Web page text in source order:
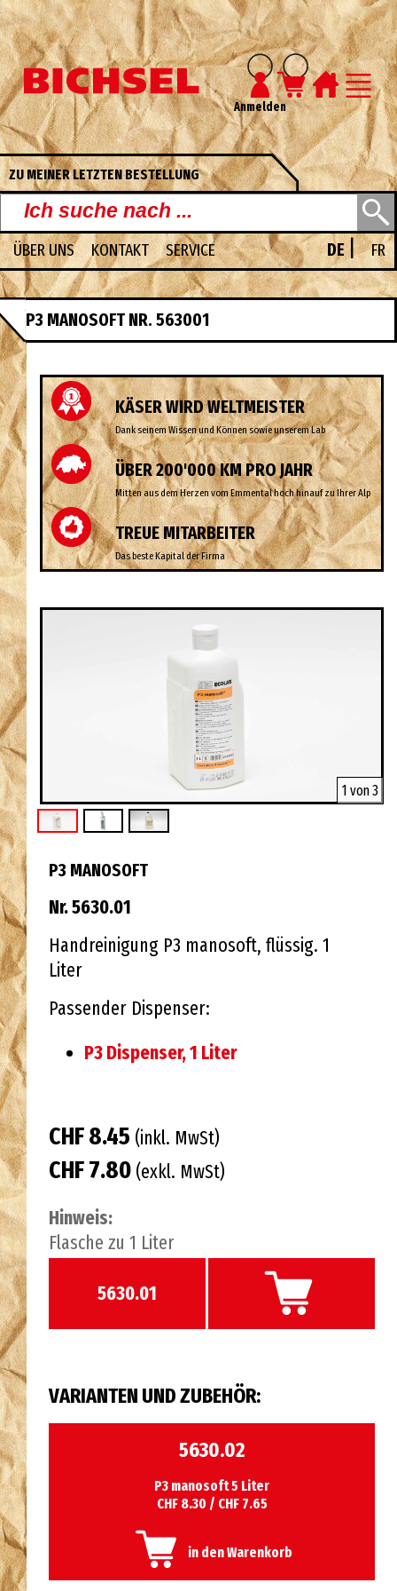
Anmelden
ZU MEINER LETZTEN BESTELLUNG
UNSERE PDF-KATALOGE
ÜBER UNS KONTAKT SERVICE DE| FR
P3 MANOSOFT NR. 563001
KÄSER WIRD WELTMEISTER
Dank seinem Wissen und Können sowie unserem Lab
ÜBER 200'000 KM PRO JAHR
Mitten aus dem Herzen vom Emmental hoch hinauf zu Ihrer Alp
TREUE MITARBEITER
Das beste Kapital der Firma
1 von 3
P3 MANOSOFT
Nr. 5630.01
Handreinigung P3 manosoft, flüssig. 1
Liter
Passender Dispenser:
P3 Dispenser, 1 Liter
CHF 8.45 (inkl. MwSt)
CHF 7.80 (exkl. MwSt)
Hinweis:
Flasche zu 1 Liter
5630.01
VARIANTEN UND ZUBEHÖR:
5630.02
P3 manosoft 5 Liter
CHF 8.30 / CHF 7.65
in den Warenkorb